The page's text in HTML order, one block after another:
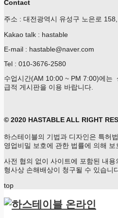
Contact
주소 : 대전광역시 유성구 노은로
Kakao talk : hastable
E-mail : hastable@naver.com
Tel : 010-3676-2580
수업시간(AM 10:00 ~ PM 7:00)에는
급적 게시판을 이용 바랍니다.
© 2020 HASTABLE ALL RIGHT
하스테이블의 기법과 디자인은 특허
영업비밀 보호에 관한 법률에 의해 보
사전 협의 없이 사이트에 포함된 내
형사상 손해배상이 청구될 수 있습니
top